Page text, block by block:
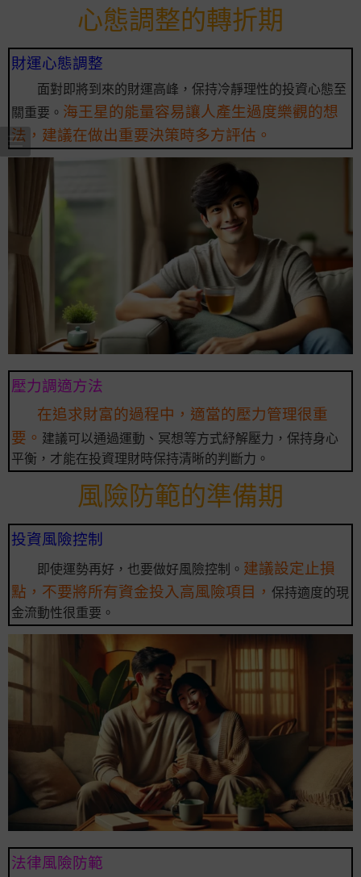
心態調整的轉折期
財運心態調整
面對即將到來的財運高峰，保持冷靜理性的投資心態至
關重要。 海王星的能量容易讓人產生過度樂觀的想
法，建議在做出重要決策時多方評估。
壓力調適方法
在追求財富的過程中，適當的壓力管理很重
要。 建議可以通過運動、冥想等方式紓解壓力，保持身心
平衡，才能在投資理財時保持清晰的判斷力。
風險防範的準備期
投資風險控制
即使運勢再好，也要做好風險控制。 建議設定止損
點，不要將所有資金投入高風險項目， 保持適度的現
金流動性很重要。
法律風險防範